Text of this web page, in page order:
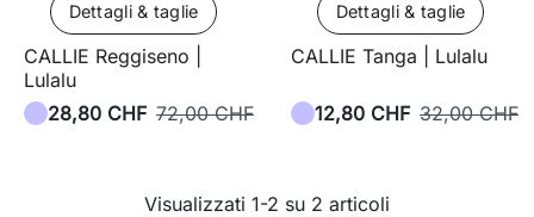
Dettagli & taglie
CALLIE Reggiseno |
Lulalu
28,80 CHF 72,00 CHF
Dettagli & taglie
CALLIE Tanga | Lulalu
12,80 CHF 32,00 CHF
Visualizzati 1-2 su 2 articoli